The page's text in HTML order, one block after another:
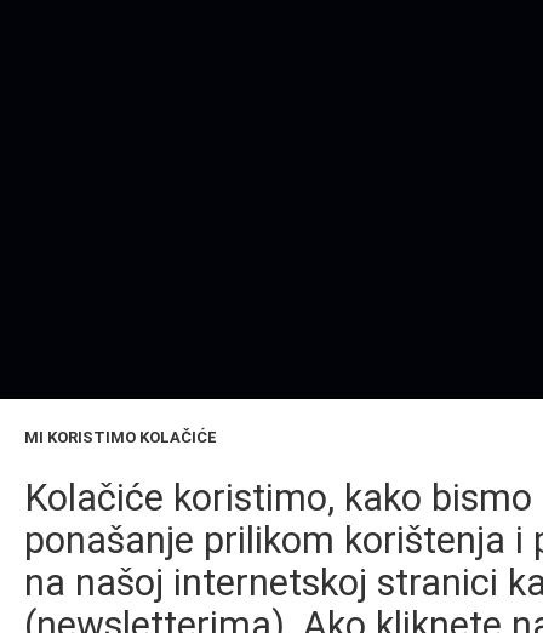
MI KORISTIMO KOLAČIĆE
Kolačiće koristimo, kako
ponašanje prilikom korištenja
na našoj internetskoj stranici